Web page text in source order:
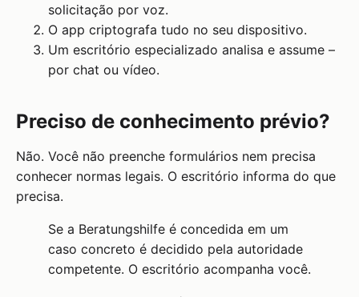
solicitação por voz.
O app criptografa tudo no seu dispositivo.
Um escritório especializado analisa e assume –
por chat ou vídeo.
Preciso de conhecimento prévio?
Não. Você não preenche formulários nem precisa
conhecer normas legais. O escritório informa do que
precisa.
Se a Beratungshilfe é concedida em um
caso concreto é decidido pela autoridade
competente. O escritório acompanha você.